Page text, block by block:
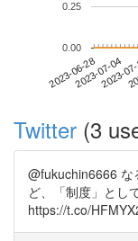
2023-06-282023-07-04
2023-
0.00
0.25
Twitter (3
@fukuchin6666 な
ど、「制度」とし
https://t.co/